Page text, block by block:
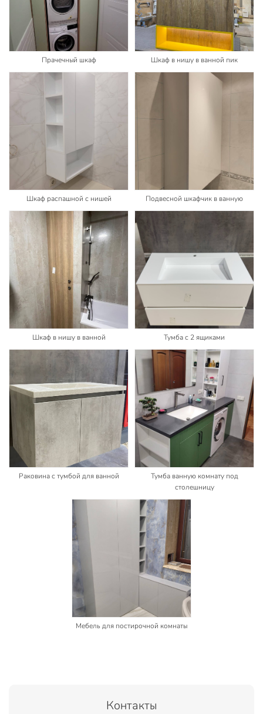
Прачечный шкаф Шкаф в нишу в ванной пик
Шкаф распашной с нишей Подвесной шкафчик в ванную
Шкаф в нишу в ванной Тумба с 2 ящиками
Раковина с тумбой для ванной
Тумба ванную комнату под
столешницу
Мебель для постирочной комнаты
Контакты